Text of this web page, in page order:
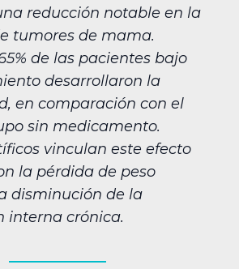
reducción notable en la
tumores de mama.
de las pacientes bajo
desarrollaron la
en comparación con el
sin medicamento.
vinculan este efecto
la pérdida de peso
disminución de la
interna crónica.